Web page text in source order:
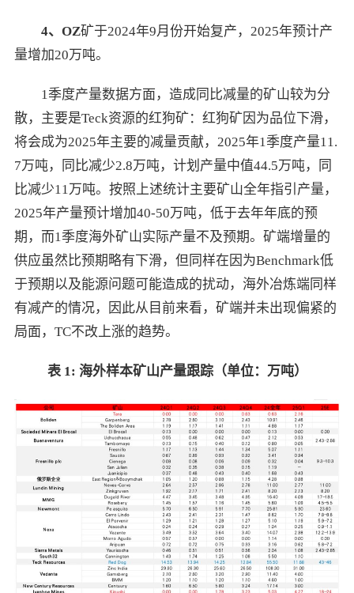
4、OZ矿于2024年9月份开始复产，2025年预计产
量增加20万吨。
1季度产量数据方面，造成同比减量的矿山较为分
散，主要是Teck资源的红狗矿：红狗矿因为品位下滑，
将会成为2025年主要的减量贡献，2025年1季度产量11.
7万吨，同比减少2.8万吨，计划产量中值44.5万吨，同
比减少11万吨。按照上述统计主要矿山全年指引产量，
2025年产量预计增加40-50万吨，低于去年年底的预
期，而1季度海外矿山实际产量不及预期。矿端增量的
供应虽然比预期略有下滑，但同样在因为Benchmark低
于预期以及能源问题可能造成的扰动，海外冶炼端同样
有减产的情况，因此从目前来看，矿端并未出现偏紧的
局面，TC不改上涨的趋势。
表 1: 海外样本矿山产量跟踪（单位：万吨）